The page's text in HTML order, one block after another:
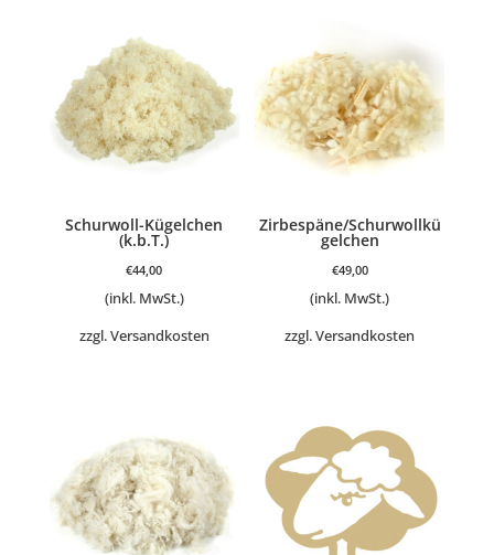
Schurwoll-Kügelchen
(k.b.T.)
€44,00
(inkl. MwSt.)
zzgl.Versandkosten
Zirbespäne/Schurwollkü
gelchen
€49,00
(inkl. MwSt.)
zzgl.Versandkosten